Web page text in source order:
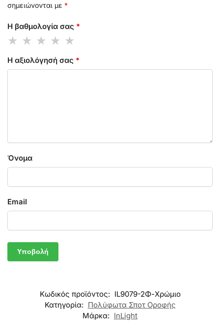
σημειώνονται με *
Η βαθμολογία σας *
Η αξιολόγησή σας *
Όνομα
Email
Κωδικός προϊόντος: IL9079-2Φ-Χρώμιο
Κατηγορία: Πολύφωτα Σποτ Οροφής
Μάρκα: InLight